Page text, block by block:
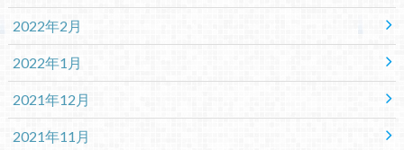
2022年2月
2022年1月
2021年12月
2021年11月